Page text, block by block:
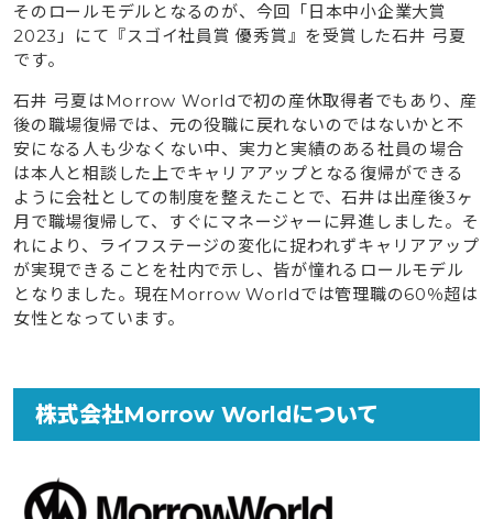
そのロールモデルとなるのが、今回「日本中小企業大賞
2023」にて『スゴイ社員賞 優秀賞』を受賞した石井 弓夏
です。
石井 弓夏はMorrow Worldで初の産休取得者でもあり、産
後の職場復帰では、元の役職に戻れないのではないかと不
安になる人も少なくない中、実力と実績のある社員の場合
は本人と相談した上でキャリアアップとなる復帰ができる
ように会社としての制度を整えたことで、石井は出産後3ヶ
月で職場復帰して、すぐにマネージャーに昇進しました。そ
れにより、ライフステージの変化に捉われずキャリアアップ
が実現できることを社内で示し、皆が憧れるロールモデル
となりました。現在Morrow Worldでは管理職の60％超は
女性となっています。
株式会社Morrow Worldについて